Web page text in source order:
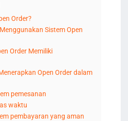
Order?
Sistem Open
Order Memiliki
Open Order dalam
pemesanan
waktu
pembayaran yang aman